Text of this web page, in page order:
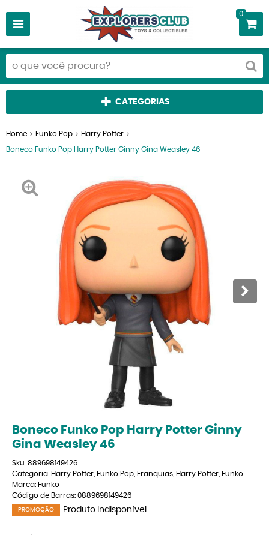
0
CATEGORIAS
Home Funko Pop Harry Potter
Boneco Funko Pop Harry Potter Ginny Gina Weasley 46
Boneco Funko Pop Harry Potter Ginny
Gina Weasley 46
Sku: 889698149426
Categoria: Harry Potter Funko Pop Franquias Harry Potter Funko
Marca: Funko
Código de Barras: 0889698149426
PROMOÇÃO Produto Indisponível